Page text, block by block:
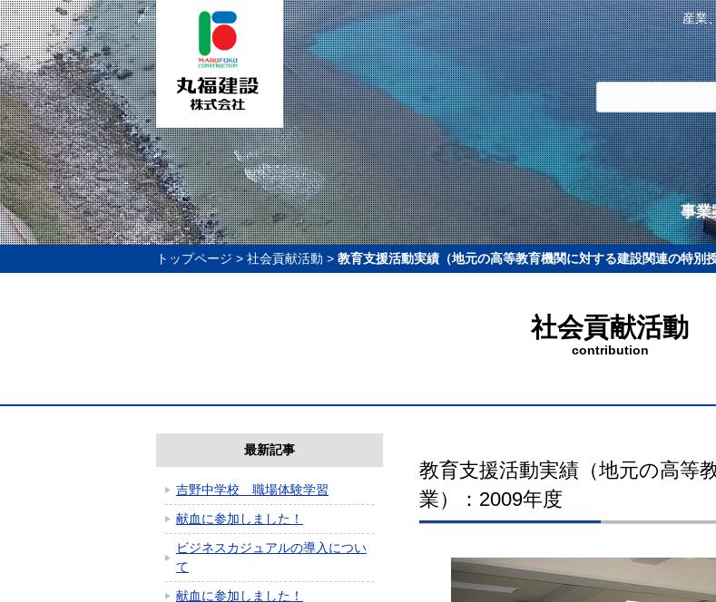
産業
事業
トップページ > 社会貢献活動 > 教育支援活動実績（地元の高等教育機関に対する建設関連の特別
社会貢献活動
contribution
教育支援活動実績（地元の高等
業）：2009年度
最新記事
吉野中学校 職場体験学習
献血に参加しました！
ビジネスカジュアルの導入につい
て
献血に参加しました！